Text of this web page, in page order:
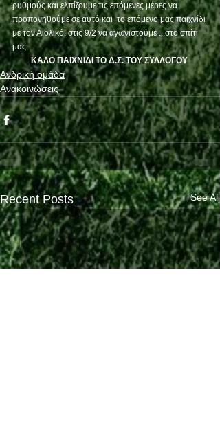
ρυθμούς και ελπίζουμε τις επόμενες μέρες να
προπονηθούμε σε αυτό και  το επόμενο μας παιχνίδι
με τον Αιολικό, στις 9/2 να αγωνιστούμε ...στο σπίτι
μας.
ΚΑΛΟ ΠΑΙΧΝΙΔΙ ΤΟ Δ.Σ. ΤΟΥ ΣΥΛΛΟΓΟΥ
Ανδρική ομάδα
Ανακοινώσεις
Recent Posts See All